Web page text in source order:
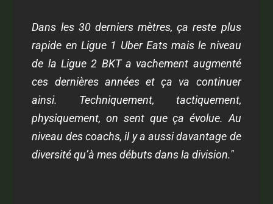
Dans les 30 derniers mètres, ça reste plus
rapide en Ligue 1 Uber Eats mais le niveau
de la Ligue 2 BKT a vachement augmenté
ces dernières années et ça va continuer
ainsi. Techniquement, tactiquement,
physiquement, on sent que ça évolue. Au
niveau des coachs, il y a aussi davantage de
diversité qu’à mes débuts dans la division."